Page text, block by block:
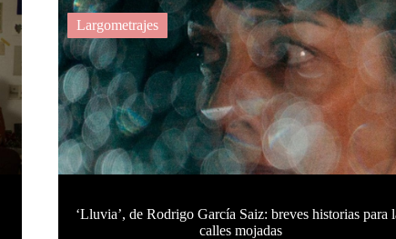
Largometrajes
‘Lluvia’, de Rodrigo García Saiz: breves historias para
calles mojadas